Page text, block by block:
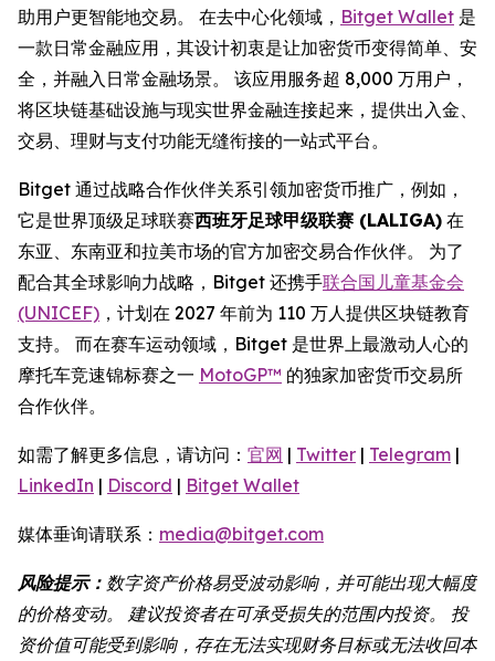
助用户更智能地交易。 在去中心化领域， Bitget Wallet 是
一款日常金融应用，其设计初衷是让加密货币变得简单、安
全，并融入日常金融场景。 该应用服务超 8,000 万用户，
将区块链基础设施与现实世界金融连接起来，提供出入金、
交易、理财与支付功能无缝衔接的一站式平台。
Bitget 通过战略合作伙伴关系引领加密货币推广，例如，
它是世界顶级足球联赛西班牙足球甲级联赛 (LALIGA) 在
东亚、东南亚和拉美市场的官方加密交易合作伙伴。 为了
配合其全球影响力战略，Bitget 还携手联合国儿童基金会
(UNICEF) ，计划在 2027 年前为 110 万人提供区块链教育
支持。 而在赛车运动领域，Bitget 是世界上最激动人心的
摩托车竞速锦标赛之一 MotoGP™ 的独家加密货币交易所
合作伙伴。
如需了解更多信息，请访问： 官网 | Twitter | Telegram |
LinkedIn | Discord | Bitget Wallet
媒体垂询请联系： media@bitget.com
风险提示： 数字资产价格易受波动影响，并可能出现大幅度
的价格变动。 建议投资者在可承受损失的范围内投资。 投
资价值可能受到影响，存在无法实现财务目标或无法收回本